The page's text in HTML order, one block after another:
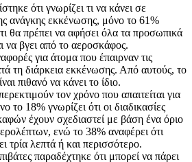
ότι γνωρίζει τι να κάνει σε
ανάγκης εκκένωσης, μόνο το 61%
θα πρέπει να αφήσει όλα τα προσωπικά
να βγει από το αεροσκάφος.
για άτομα που έπαιρναν τις
τη διάρκεια εκκένωσης. Από αυτούς, το
πιθανό να κάνει το ίδιο.
τον χρόνο που απαιτείται για
το 18% γνωρίζει ότι οι διαδικασίες
έχουν σχεδιαστεί με βάση ένα όριο
ενώ το 38% αναφέρει ότι
τρία λεπτά ή και περισσότερο.
παραδέχτηκε ότι μπορεί να πάρει